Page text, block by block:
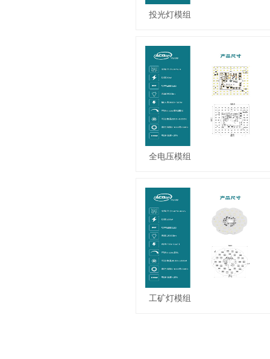
投光灯模组
全电压模组
工矿灯模组